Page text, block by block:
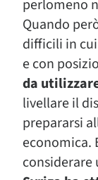
perlomeno
Quando
difficili in
e con
da
livellare il
prepararsi
economica.